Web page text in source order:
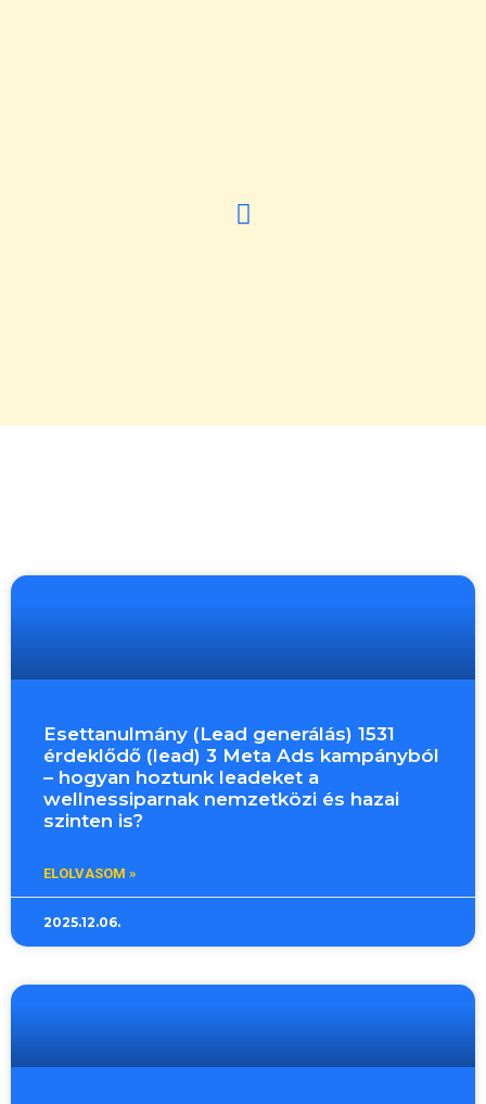
Esettanulmány (Lead generálás) 1531
érdeklődő (lead) 3 Meta Ads kampányból
– hogyan hoztunk leadeket a
wellnessiparnak nemzetközi és hazai
szinten is?
ELOLVASOM »
2025.12.06.